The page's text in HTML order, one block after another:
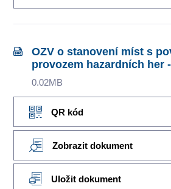
OZV o stanovení míst s
provozem hazardních her
0.02MB
QR kód
Zobrazit dokument
Uložit dokument